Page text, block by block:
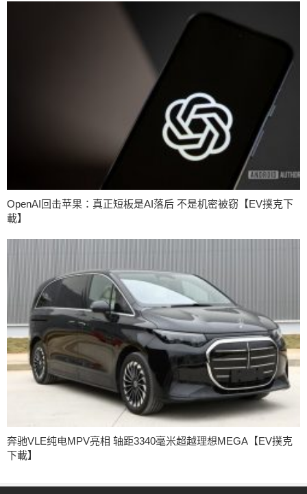
OpenAI回击苹果：真正短板是AI落后 不是机密被窃【EV撲克下
載】
奔驰VLE纯电MPV亮相 轴距3340毫米超越理想MEGA【EV撲克
下載】